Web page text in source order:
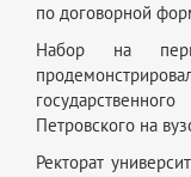
по договорной
Набор на
Петровского на
Ректорат